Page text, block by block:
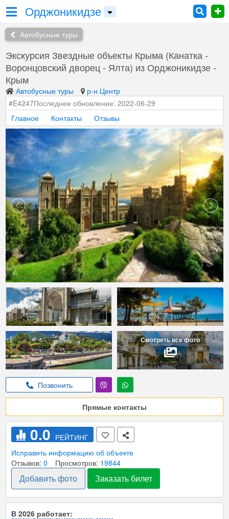
Орджоникидзе
Автобусные туры
Экскурсия Звездные объекты Крыма (Канатка -
Воронцовский дворец - Ялта) из Орджоникидзе -
Крым
Автобусные туры
р-н Центр
Последнее обновление: 2022-06-29
#E4247
Главное
Контакты Отзывы
Смотреть все фото
Позвонить
Прямые контакты
0.0 РЕЙТИНГ
Исправить информацию об объекте
Отзывов: 0 Просмотров: 19844
Добавить фото Заказать билет
В 2026 работает: